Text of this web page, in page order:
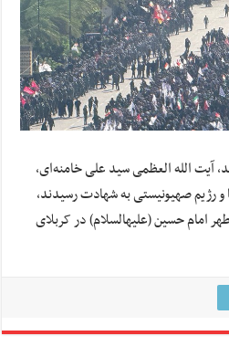
آیت الله العظمی سید علی خامنه‌ای،
رژیم صهیونیستی به شهادت رسیدند،
امام حسین (علیهالسلام) در کربلای